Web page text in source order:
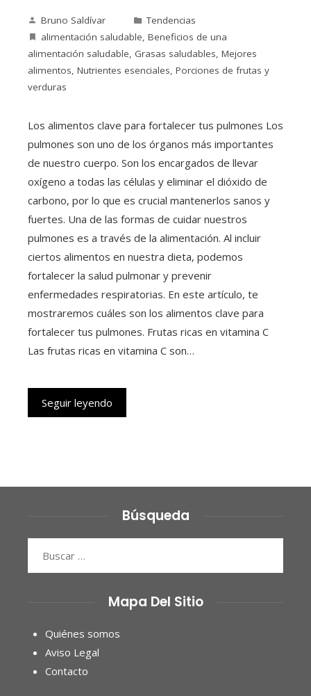
Bruno Saldívar
Tendencias
alimentación saludable, Beneficios de una
alimentación saludable, Grasas saludables, Mejores
alimentos, Nutrientes esenciales, Porciones de frutas y
verduras
Los alimentos clave para fortalecer tus pulmones Los
pulmones son uno de los órganos más importantes
de nuestro cuerpo. Son los encargados de llevar
oxígeno a todas las células y eliminar el dióxido de
carbono, por lo que es crucial mantenerlos sanos y
fuertes. Una de las formas de cuidar nuestros
pulmones es a través de la alimentación. Al incluir
ciertos alimentos en nuestra dieta, podemos
fortalecer la salud pulmonar y prevenir
enfermedades respiratorias. En este artículo, te
mostraremos cuáles son los alimentos clave para
fortalecer tus pulmones. Frutas ricas en vitamina C
Las frutas ricas en vitamina C son…
Seguir leyendo
Búsqueda
Mapa Del Sitio
Quiénes somos
Aviso Legal
Contacto